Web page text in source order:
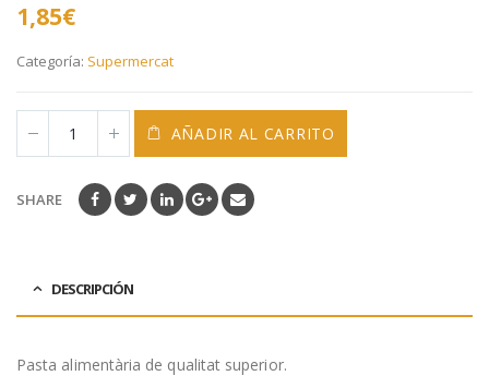
out
of
1,85€
Categoría: Supermercat
AÑADIR AL CARRITO
SHARE
DESCRIPCIÓN
Pasta alimentària de qualitat superior.